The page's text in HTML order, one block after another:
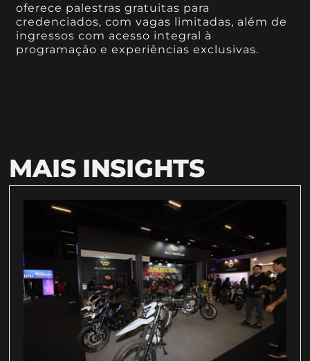
oferece palestras gratuitas para
credenciados, com vagas limitadas, além de
ingressos com acesso integral à
programação e experiências exclusivas.
MAIS INSIGHTS